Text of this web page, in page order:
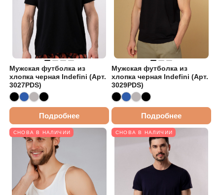
Мужская футболка из
хлопка черная Indefini (Арт.
3027PDS)
Подробнее
Мужская футболка из
хлопка черная Indefini (Арт.
3029PDS)
Подробнее
СНОВА В НАЛИЧИИ СНОВА В НАЛИЧИИ